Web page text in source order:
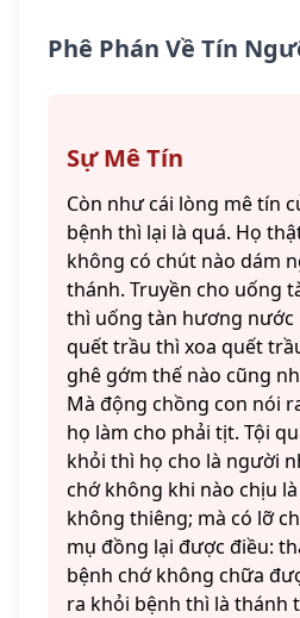
Phê Phán Về Tín
Sự Mê Tín
Còn như cái lòng mê tín
bệnh thì lại là quá. Họ
không có chút nào dám
thánh. Truyền cho uống
thì uống tàn hương nước
quết trầu thì xoa quết
ghê gớm thế nào cũng
Mà động chồng con nói
họ làm cho phải tịt. Tội
khỏi thì họ cho là người
chớ không khi nào chịu
không thiêng; mà có lỡ
mụ đồng lại được điều:
bệnh chớ không chữa
ra khỏi bệnh thì là thánh